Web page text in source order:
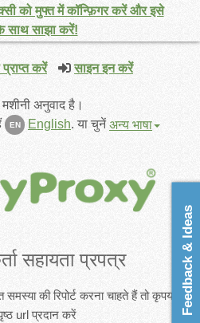
करें साइन इन करें
अनुवाद है।
EN English.या चुनेंअन्य भाषा
सहायता प्रपत्र
की रिपोर्ट करना चाहते हैं तो कृपया
url प्रदान करें
Feedback & Ideas
को मुफ्त में कॉन्फ़िगर करें और इसे
साथ साझा करें!